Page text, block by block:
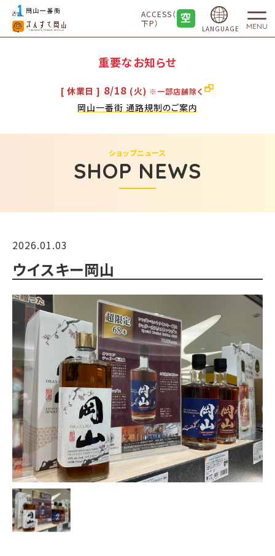
ACCESS（地
下P）
LANGUAGE MENU
重要なお知らせ
[ 休業日 ] 8/18 (火) ※一部店舗除く
岡山一番街 通路規制のご案内
SHOP NEWS
ショップニュース
2026.01.03
ウイスキー岡山